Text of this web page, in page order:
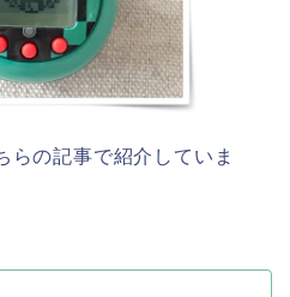
らの記事で紹介していま